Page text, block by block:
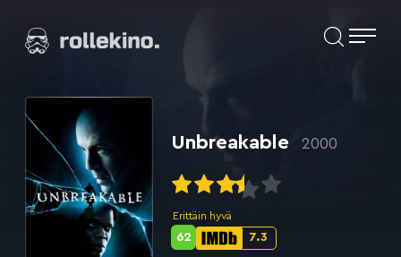
suoraan
Elokuvat ja elokuva-arviot | Rollekino.fi
jälkeen.
Unbreakable 2000
Erittäin hyvä
IMDb-
7.3
Metascore-
62